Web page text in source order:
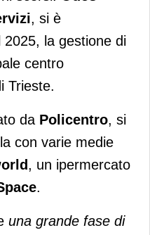
, si è
la gestione di
centro
Trieste.
da Policentro, si
con varie medie
, un ipermercato
.
una grande fase di